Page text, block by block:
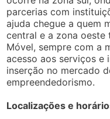
parcerias com
ajuda chegue a quem
central e a zona oeste
Móvel, sempre com a
acesso aos serviços e
inserção no mercado
empreendedorismo.
Localizações e